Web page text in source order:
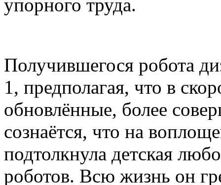
упорного труда.
Получившегося робота
1, предполагая, что в
обновлённые, более
сознаётся, что на
подтолкнула детская
роботов. Всю жизнь он